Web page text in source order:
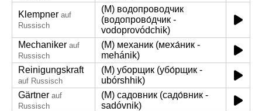
Klempner auf
Russisch
(M) водопроводчик
(водопрово́дчик -
vodoprovódchik)
Mechaniker auf
Russisch
(M) механик (меха́ник -
mehánik)
Reinigungskraft
auf Russisch
(M) уборщик (убо́рщик -
ubórshhik)
Gärtner auf
Russisch
(M) садовник (садо́вник -
sadóvnik)